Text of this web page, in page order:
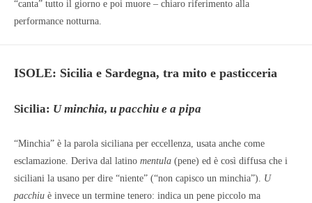
“canta” tutto il giorno e poi muore – chiaro riferimento alla
performance notturna.
ISOLE: Sicilia e Sardegna, tra mito e pasticceria
Sicilia: U minchia, u pacchiu e a pipa
“Minchia” è la parola siciliana per eccellenza, usata anche come
esclamazione. Deriva dal latino mentula (pene) ed è così diffusa che i
siciliani la usano per dire “niente” (“non capisco un minchia”). U
pacchiu è invece un termine tenero: indica un pene piccolo ma